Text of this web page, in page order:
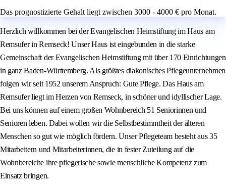
Das prognostizierte Gehalt liegt zwischen 3000 - 4000 € pro Monat.
Herzlich willkommen bei der Evangelischen Heimstiftung im Haus am
Remsufer in Remseck! Unser Haus ist eingebunden in die starke
Gemeinschaft der Evangelischen Heimstiftung mit über 170 Einrichtungen
in ganz Baden-Württemberg. Als größtes diakonisches Pflegeunternehmen
folgen wir seit 1952 unserem Anspruch: Gute Pflege. Das Haus am
Remsufer liegt im Herzen von Remseck, in schöner und idyllischer Lage.
Bei uns können auf einem großen Wohnbereich 51 Seniorinnen und
Senioren leben. Dabei wollen wir die Selbstbestimmtheit der älteren
Menschen so gut wie möglich fördern. Unser Pflegeteam besteht aus 35
Mitarbeitern und Mitarbeiterinnen, die in fester Zuteilung auf die
Wohnbereiche ihre pflegerische sowie menschliche Kompetenz zum
Einsatz bringen.